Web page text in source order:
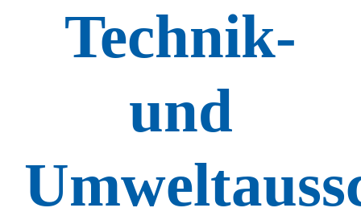
Technik-
und